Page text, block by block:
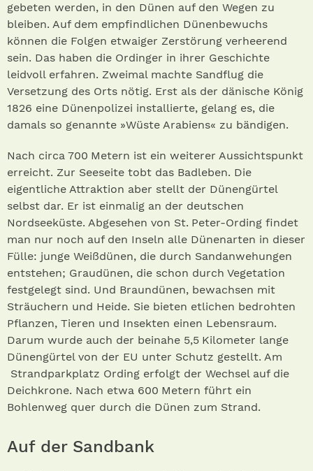
gebeten werden, in den Dünen auf den Wegen zu
bleiben. Auf dem empfindlichen Dünenbewuchs
können die Folgen etwaiger Zerstörung verheerend
sein. Das haben die Ordinger in ihrer Geschichte
leidvoll erfahren. Zweimal machte Sandflug die
Versetzung des Orts nötig. Erst als der dänische König
1826 eine Dünenpolizei installierte, gelang es, die
damals so genannte »Wüste Arabiens« zu bändigen.
Nach circa 700 Metern ist ein weiterer Aussichtspunkt
erreicht. Zur Seeseite tobt das Badleben. Die
eigentliche Attraktion aber stellt der Dünengürtel
selbst dar. Er ist einmalig an der deutschen
Nordseeküste. Abgesehen von St. Peter-Ording findet
man nur noch auf den Inseln alle Dünenarten in dieser
Fülle: junge Weißdünen, die durch Sandanwehungen
entstehen; Graudünen, die schon durch Vegetation
festgelegt sind. Und Braundünen, bewachsen mit
Sträuchern und Heide. Sie bieten etlichen bedrohten
Pflanzen, Tieren und Insekten einen Lebensraum.
Darum wurde auch der beinahe 5,5 Kilometer lange
Dünengürtel von der EU unter Schutz gestellt. Am
Strandparkplatz Ording erfolgt der Wechsel auf die
Deichkrone. Nach etwa 600 Metern führt ein
Bohlenweg quer durch die Dünen zum Strand.
Auf der Sandbank